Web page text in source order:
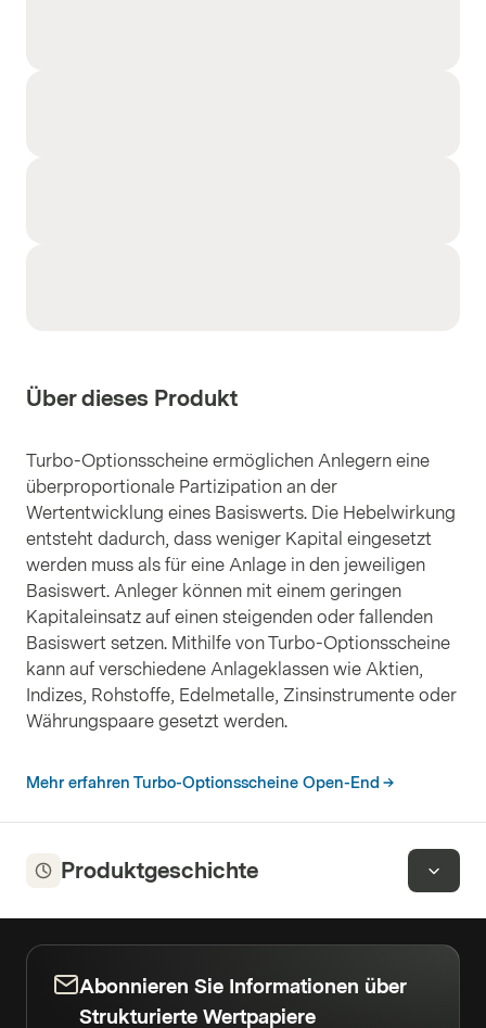
Über dieses Produkt
Turbo-Optionsscheine ermöglichen Anlegern eine
überproportionale Partizipation an der
Wertentwicklung eines Basiswerts. Die Hebelwirkung
entsteht dadurch, dass weniger Kapital eingesetzt
werden muss als für eine Anlage in den jeweiligen
Basiswert. Anleger können mit einem geringen
Kapitaleinsatz auf einen steigenden oder fallenden
Basiswert setzen. Mithilfe von Turbo-Optionsscheine
kann auf verschiedene Anlageklassen wie Aktien,
Indizes, Rohstoffe, Edelmetalle, Zinsinstrumente oder
Währungspaare gesetzt werden.
Mehr erfahren Turbo-Optionsscheine Open-End
Produktgeschichte
Abonnieren Sie Informationen über
Strukturierte Wertpapiere